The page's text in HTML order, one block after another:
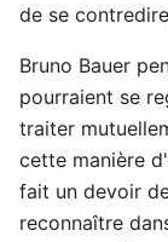
de se
Bruno Bauer
pourraient se
traiter
cette manière
fait un devoir
reconnaître